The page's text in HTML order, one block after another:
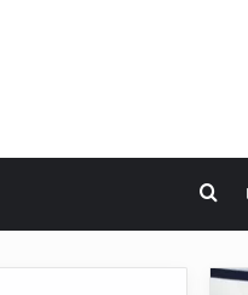
بحث عن